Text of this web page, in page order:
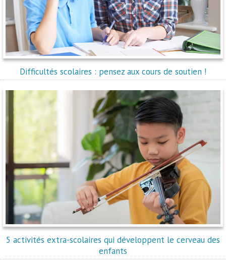
Difficultés scolaires : pensez aux cours de soutien !
5 activités extra-scolaires qui développent le cerveau des
enfants